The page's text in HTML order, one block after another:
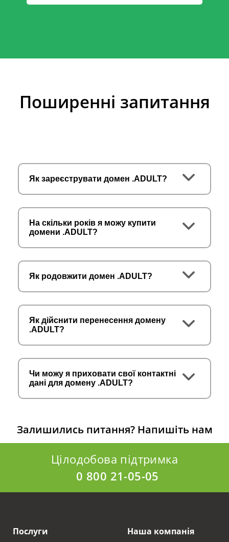
Поширенні запитання
Як зареєструвати домен .ADULT?
На скільки років я можу купити
домени .ADULT?
Як родовжити домен .ADULT?
Як дійснити перенесення домену
.ADULT?
Чи можу я приховати свої контактні
дані для домену .ADULT?
Залишились питання? Напишіть нам
Цілодобова підтримка
0 800 21-05-05
Послуги Наша компанія